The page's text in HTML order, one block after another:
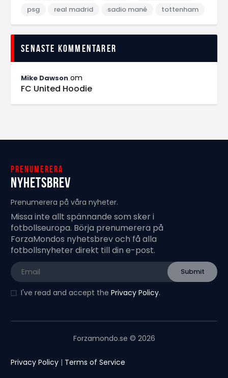
psg
real madrid sadio mané tottenham
Senaste kommentarer
Mike Dawson om
FC United Hoodie
Prenumerera
Nyhetsbrev
Prenumerera på våra nyheter.
Missa inte allt spännande som sker i
fotbollseuropa. Börja prenumerera på
ForzaMondos nyhetsbrev och få alla
fotbollsnyheter direkt till din e-post.
I've read and accept the Privacy Policy.
Forzamondo.se © 2026
Privacy Policy | Terms of Service